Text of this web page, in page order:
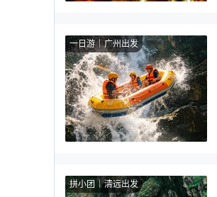
一日游 广州出发
拼小团 清远出发